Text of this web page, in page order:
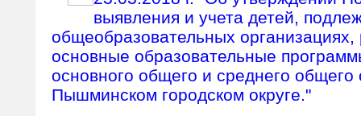
выявления и учета детей,
общеобразовательных
основные образовательные
основного общего и среднего общего
Пышминском городском округе."